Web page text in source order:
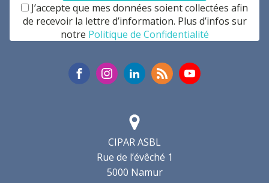
CIPAR ASBL
Rue de l’évêché 1
5000 Namur
J’accepte que mes données soient collectées afin
de recevoir la lettre d’information. Plus d’infos sur
notre Politique de Confidentialité